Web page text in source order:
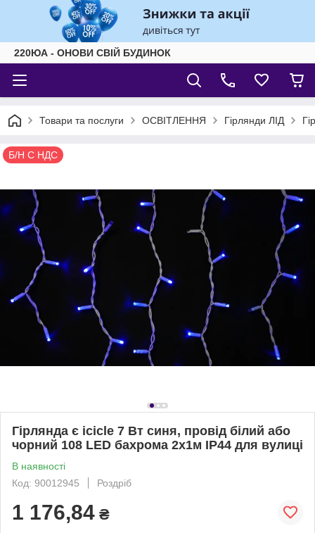
220ЮА - ОНОВИ СВІЙ БУДИНОК
Товари та послуги ОСВІТЛЕННЯ Гірлянди ЛІД
Б/Н С НДС
Гірлянда є icicle 7 Вт синя, провід білий або
чорний 108 LED бахрома 2х1м IP44 для вулиці
В наявності
Код: 90012945
Роздріб
1 176,84 ₴